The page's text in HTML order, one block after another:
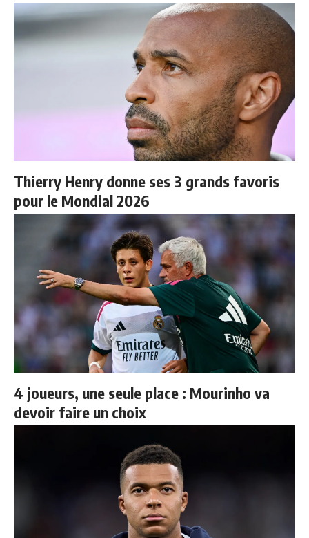
Thierry Henry donne ses 3 grands favoris
pour le Mondial 2026
4 joueurs, une seule place : Mourinho va
devoir faire un choix